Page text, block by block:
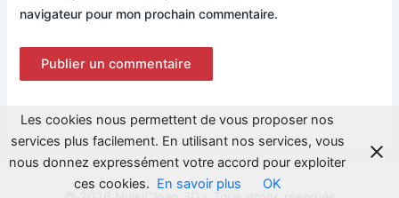
navigateur pour mon prochain commentaire.
Les cookies nous permettent de vous proposer nos
services plus facilement. En utilisant nos services, vous
nous donnez expressément votre accord pour exploiter
ces cookies. En savoir plus OK